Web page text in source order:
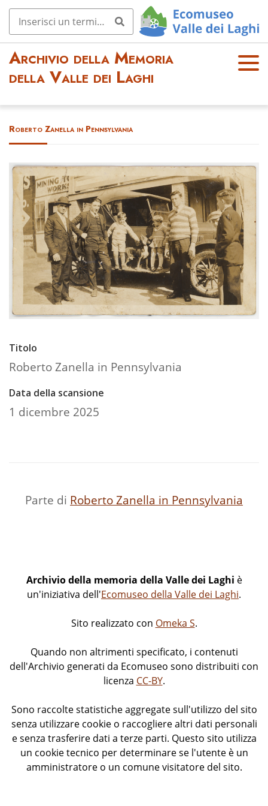
Archivio della Memoria
della Valle dei Laghi
OPE
Roberto Zanella in Pennsylvania
Titolo
Roberto Zanella in Pennsylvania
Data della scansione
1 dicembre 2025
Parte di Roberto Zanella in Pennsylvania
Archivio della memoria della Valle dei Laghi è
un'iniziativa dell'Ecomuseo della Valle dei Laghi.
Sito realizzato con Omeka S.
Quando non altrimenti specificato, i contenuti
dell'Archivio generati da Ecomuseo sono distribuiti con
licenza CC-BY.
Sono raccolte statistiche aggregate sull'utilizzo del sito
senza utilizzare cookie o raccogliere altri dati personali
e senza trasferire dati a terze parti. Questo sito utilizza
un cookie tecnico per determinare se l'utente è un
amministratore o un comune visitatore del sito.